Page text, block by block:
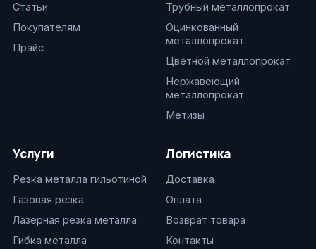
Статьи
Покупателям
Прайс
Трубный металлопрокат
Оцинкованный
металлопрокат
Цветной металлопрокат
Нержавеющий
металлопрокат
Метизы
Услуги
Резка металла гильотиной
Газовая резка
Лазерная резка металла
Гибка металла
Логистика
Доставка
Оплата
Возврат товара
Контакты